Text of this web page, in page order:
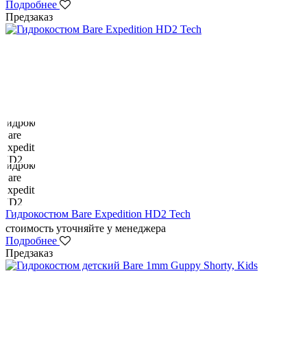
Подробнее
Предзаказ
Гидрокостюм Bare Expedition HD2 Tech
стоимость уточняйте у менеджера
Подробнее
Предзаказ